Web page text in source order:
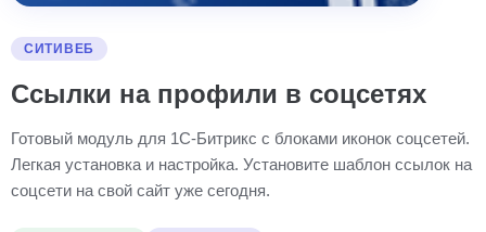
СИТИВЕБ
Ссылки на профили в соцсетях
Готовый модуль для 1С-Битрикс с блоками иконок соцсетей.
Легкая установка и настройка. Установите шаблон ссылок на
соцсети на свой сайт уже сегодня.